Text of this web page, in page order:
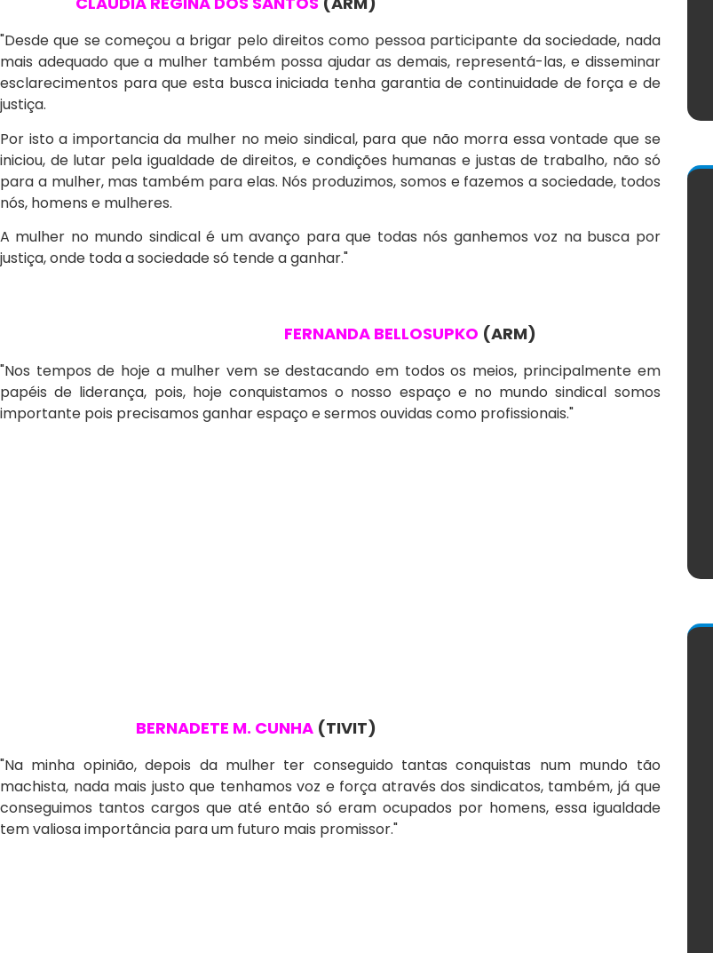
"Desde que se começou a brigar pelo direitos como pessoa participante da sociedade, nada
mais adequado que a mulher também possa ajudar as demais, representá-las, e disseminar
esclarecimentos para que esta busca iniciada tenha garantia de continuidade de força e de
justiça.
Por isto a importancia da mulher no meio sindical, para que não morra essa vontade que se
iniciou, de lutar pela igualdade de direitos, e condições humanas e justas de trabalho, não só
para a mulher, mas também para elas. Nós produzimos, somos e fazemos a sociedade, todos
nós, homens e mulheres.
A mulher no mundo sindical é um avanço para que todas nós ganhemos voz na busca por
justiça, onde toda a sociedade só tende a ganhar."
FERNANDA BELLOSUPKO (ARM)
"Nos tempos de hoje a mulher vem se destacando em todos os meios, principalmente em
papéis de liderança, pois, hoje conquistamos o nosso espaço e no mundo sindical somos
importante pois precisamos ganhar espaço e sermos ouvidas como profissionais."
BERNADETE M. CUNHA (TIVIT)
"Na minha opinião, depois da mulher ter conseguido tantas conquistas num mundo tão
machista, nada mais justo que tenhamos voz e força através dos sindicatos, também, já que
conseguimos tantos cargos que até então só eram ocupados por homens, essa igualdade
tem valiosa importância para um futuro mais promissor."